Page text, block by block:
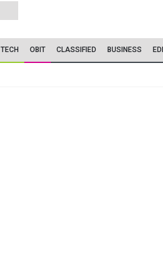
TECH OBIT CLASSIFIED BUSINESS